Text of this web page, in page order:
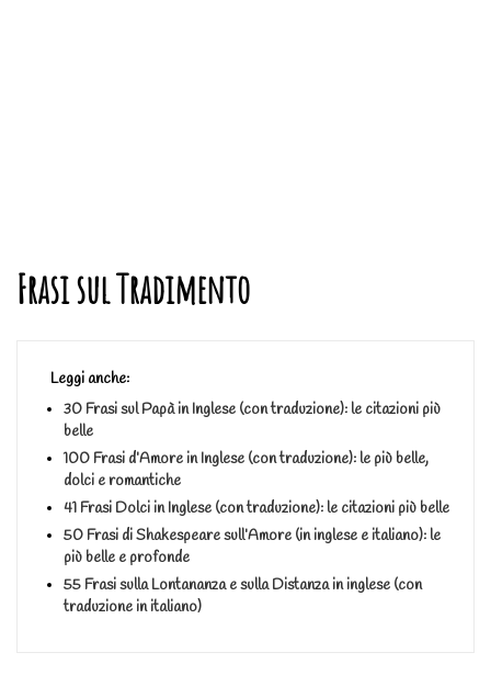
Frasi sul Tradimento
Leggi anche:
30 Frasi sul Papà in Inglese (con traduzione): le citazioni più
belle
100 Frasi d’Amore in Inglese (con traduzione): le più belle,
dolci e romantiche
41 Frasi Dolci in Inglese (con traduzione): le citazioni più belle
50 Frasi di Shakespeare sull’Amore (in inglese e italiano): le
più belle e profonde
55 Frasi sulla Lontananza e sulla Distanza in inglese (con
traduzione in italiano)